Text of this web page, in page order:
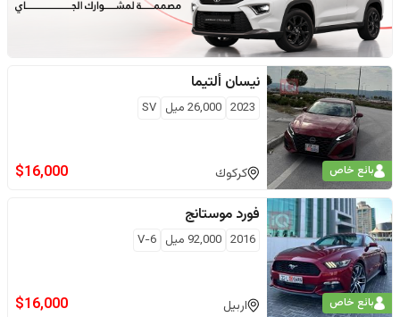
بائع خاص
نيسان ألتيما
2023
26,000 ميل SV
كركوك $16,000
بائع خاص
فورد موستانج
2016
92,000 ميل V-6
اربيل $16,000